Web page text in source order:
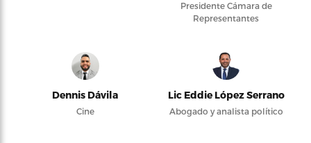
Presidente Cámara de
Representantes
Dennis Dávila
Cine
Lic Eddie López Serrano
Abogado y analista político